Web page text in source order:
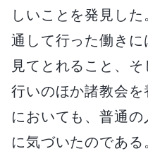
しいことを発見し
通して行った働きに
見てとれること、
行いのほか諸教会を
においても、普通
に気づいたのであ